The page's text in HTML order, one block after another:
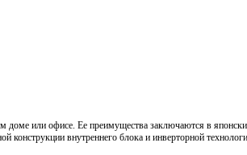
или офисе. Ее преимущества заключаются в
конструкции внутреннего блока и инверторной